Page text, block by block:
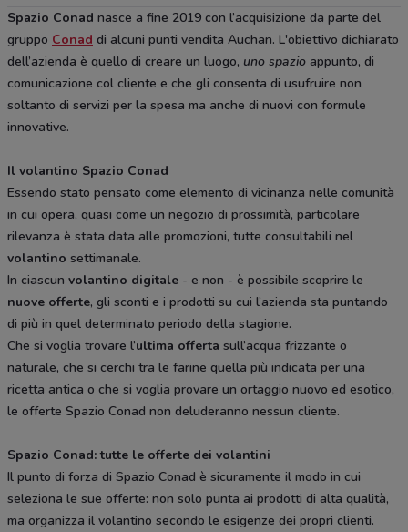
Spazio Conad nasce a fine 2019 con l’acquisizione da parte del
gruppo Conad di alcuni punti vendita Auchan. L'obiettivo dichiarato
dell’azienda è quello di creare un luogo, uno spazio appunto, di
comunicazione col cliente e che gli consenta di usufruire non
soltanto di servizi per la spesa ma anche di nuovi con formule
innovative.
Il volantino Spazio Conad
Essendo stato pensato come elemento di vicinanza nelle comunità
in cui opera, quasi come un negozio di prossimità, particolare
rilevanza è stata data alle promozioni, tutte consultabili nel
volantino settimanale.
In ciascun volantino digitale - e non - è possibile scoprire le
nuove offerte, gli sconti e i prodotti su cui l’azienda sta puntando
di più in quel determinato periodo della stagione.
Che si voglia trovare l’ultima offerta sull’acqua frizzante o
naturale, che si cerchi tra le farine quella più indicata per una
ricetta antica o che si voglia provare un ortaggio nuovo ed esotico,
le offerte Spazio Conad non deluderanno nessun cliente.
Spazio Conad: tutte le offerte dei volantini
Il punto di forza di Spazio Conad è sicuramente il modo in cui
seleziona le sue offerte: non solo punta ai prodotti di alta qualità,
ma organizza il volantino secondo le esigenze dei propri clienti.